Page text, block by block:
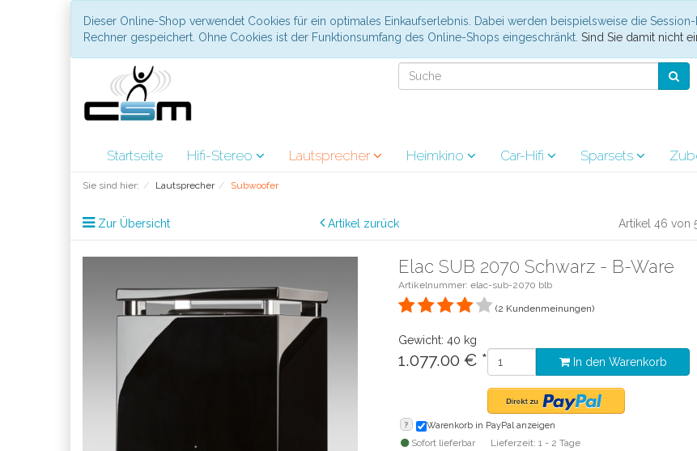
Dieser Online-Shop verwendet Cookies für ein optimales Einkaufserlebnis. Dabei werden beispielsweise die
Rechner gespeichert. Ohne Cookies ist der Funktionsumfang des Online-Shops eingeschränkt. Sind Sie damit nicht
Startseite Hifi-Stereo Lautsprecher Heimkino Car-Hifi Sparsets
Sie sind hier: Lautsprecher Subwoofer
Zur Übersicht Artikel zurück Artikel 46 von
Elac SUB 2070 Schwarz - B-Ware
Artikelnummer: elac-sub-2070 blb
(2 Kundenmeinungen)
Gewicht: 40 kg
1.077.00 € * In den Warenkorb
? Warenkorb in PayPal anzeigen
Sofort lieferbar Lieferzeit: 1 - 2 Tage